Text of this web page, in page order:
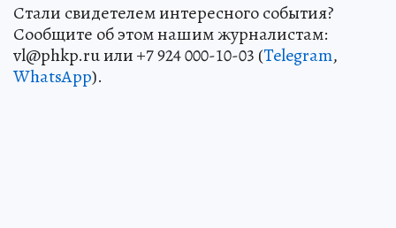
Стали свидетелем интересного события?
Сообщите об этом нашим журналистам:
vl@phkp.ru или +7 924 000-10-03 (Telegram,
WhatsApp).